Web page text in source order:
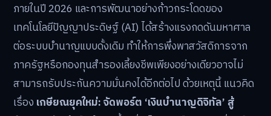
ภายในปี 2026 และการพัฒนาอย่างก้าวกระโดดของ
เทคโนโลยีปัญญาประดิษฐ์ (AI) ได้สร้างแรงกดดันมหาศาล
ต่อระบบบำนาญแบบดั้งเดิม ทำให้การพึ่งพาสวัสดิการจาก
ภาครัฐหรือกองทุนสำรองเลี้ยงชีพเพียงอย่างเดียวอาจไม่
สามารถรับประกันความมั่นคงได้อีกต่อไป ด้วยเหตุนี้ แนวคิด
เรื่อง เกษียณยุคใหม่: จัดพอร์ต ‘เงินบำนาญดิจิทัล’ สู้